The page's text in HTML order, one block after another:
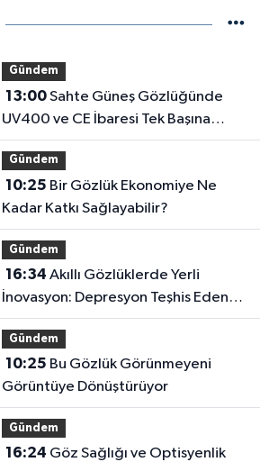
Gündem
13:00Sahte Güneş Gözlüğünde
UV400 ve CE İbaresi Tek Başına
Yeterli mi?
Gündem
10:25
Kadar Katkı Sağlayabilir?
Gündem
16:34
İnovasyon: Depresyon Teşhis Eden
Gözlüğe Türkpatent Onayı
Gündem
10:25
Görüntüye Dönüştürüyor
Gündem
16:24